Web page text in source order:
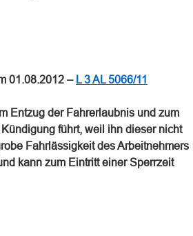
01.08.2012 – L 3 AL 5066/11
Entzug der Fahrerlaubnis und zum
führt, weil ihn dieser nicht
Fahrlässigkeit des Arbeitnehmers
kann zum Eintritt einer Sperrzeit